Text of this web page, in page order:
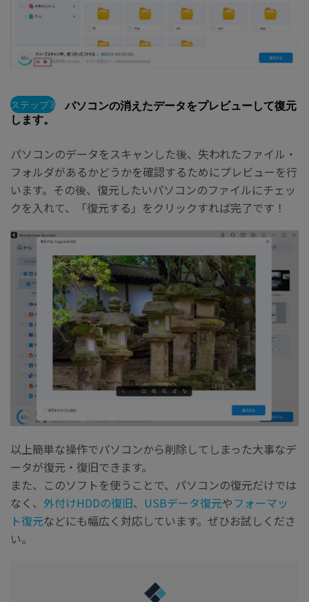
ステップ3
パソコンの消えたデータをプレビューして復元
します。
パソコンのデータをスキャンした後、失われたファイル・
フォルダがあるかどうかを確認するためにプレビューを行
います。その後、復元したいパソコンのファイルにチェッ
クを入れて、「復元する」をクリックすれば完了です！
以上簡単な操作でパソコンから削除してしまった大事なデ
ータが復元・復旧できます。
また、このソフトを使うことで、パソコンの復元だけでは
なく、 外付けHDDの復旧、 USBデータ復元やフォーマッ
ト復元などにも幅広く対応しています。ぜひお試しくださ
い。